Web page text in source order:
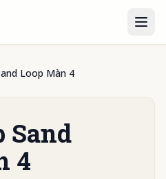
Loop Màn 4
Sand
4